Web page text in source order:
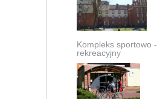
Kompleks sportowo -
rekreacyjny